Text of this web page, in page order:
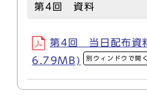
第4回 資料
第4回 当日配布資
6.79MB)
別ウィンドウで開く